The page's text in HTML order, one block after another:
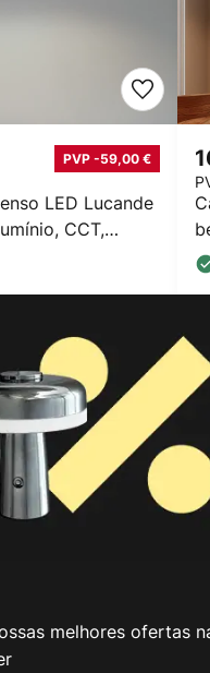
LED Lucande
CCT,
PVP -59,00 €
melhores ofertas